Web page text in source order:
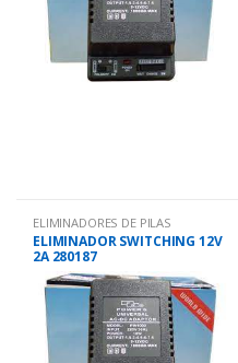
ELIMINADORES DE PILAS
ELIMINADOR SWITCHING 12V
2A 280187